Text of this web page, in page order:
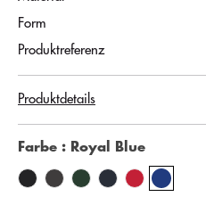
Form
Produktreferenz
Produktdetails
Farbe : Royal Blue